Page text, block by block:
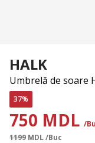
HALK
Umbrelă de soare
37%
750 MDL /
1199 MDL/Buc